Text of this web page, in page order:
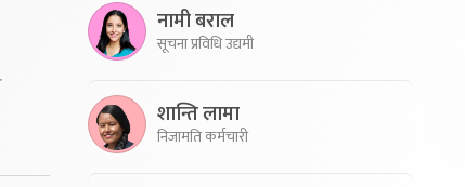
नामी बराल
सूचना प्रविधि उद्यमी
शान्ति लामा
निजामति कर्मचारी